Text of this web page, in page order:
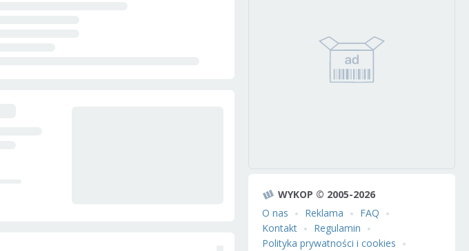
WYKOP © 2005-2026
O nas
Reklama
FAQ
Kontakt
Regulamin
Polityka prywatności i cookies